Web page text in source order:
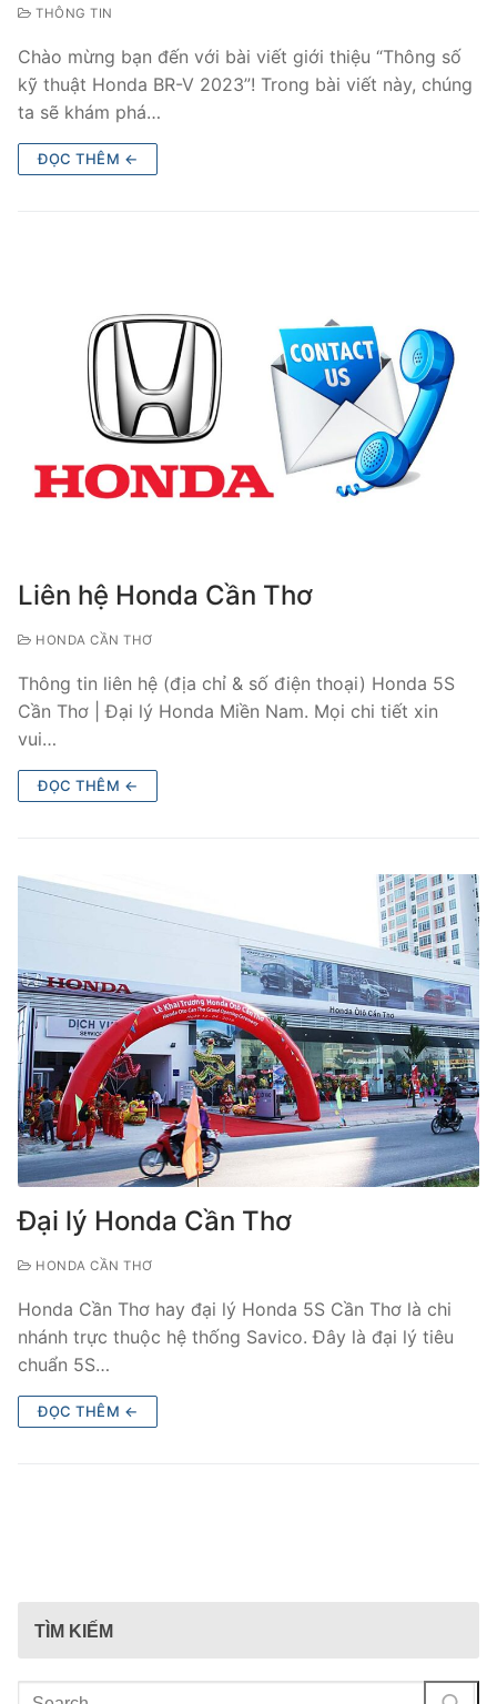
THÔNG TIN
Chào mừng bạn đến với bài viết giới thiệu “Thông số
kỹ thuật Honda BR-V 2023”! Trong bài viết này, chúng
ta sẽ khám phá…
ĐỌC THÊM ←
Liên hệ Honda Cần Thơ
HONDA CẦN THƠ
Thông tin liên hệ (địa chỉ & số điện thoại) Honda 5S
Cần Thơ | Đại lý Honda Miền Nam. Mọi chi tiết xin
vui…
ĐỌC THÊM ←
Đại lý Honda Cần Thơ
HONDA CẦN THƠ
Honda Cần Thơ hay đại lý Honda 5S Cần Thơ là chi
nhánh trực thuộc hệ thống Savico. Đây là đại lý tiêu
chuẩn 5S…
ĐỌC THÊM ←
TÌM KIẾM
Tìm